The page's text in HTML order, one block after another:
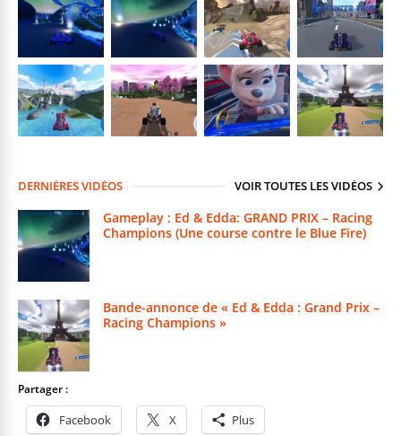
DERNIÈRES VIDÉOS VOIR TOUTES LES VIDÉOS
Gameplay : Ed & Edda: GRAND PRIX – Racing
Champions (Une course contre le Blue Fire)
Bande-annonce de « Ed & Edda : Grand Prix –
Racing Champions »
Partager :
Facebook X Plus